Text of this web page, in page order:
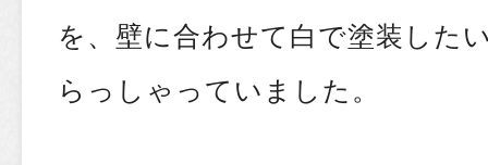
を、壁に合わせて白で塗装した
らっしゃっていました。